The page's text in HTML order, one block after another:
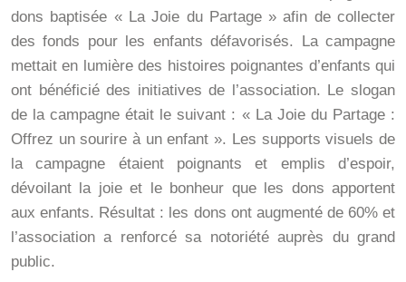
dons baptisée « La Joie du Partage » afin de collecter
des fonds pour les enfants défavorisés. La campagne
mettait en lumière des histoires poignantes d’enfants qui
ont bénéficié des initiatives de l’association. Le slogan
de la campagne était le suivant : « La Joie du Partage :
Offrez un sourire à un enfant ». Les supports visuels de
la campagne étaient poignants et emplis d’espoir,
dévoilant la joie et le bonheur que les dons apportent
aux enfants. Résultat : les dons ont augmenté de 60% et
l’association a renforcé sa notoriété auprès du grand
public.